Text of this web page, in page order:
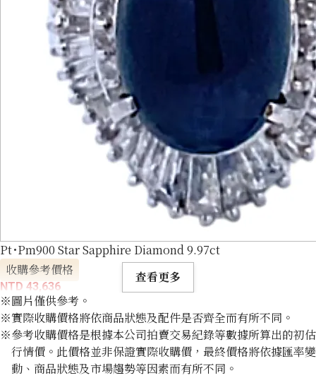
Pt･Pm900 Star Sapphire Diamond 9.97ct
收購參考價格
NTD 43,636
查看更多
※圖片僅供參考。
※實際收購價格將依商品狀態及配件是否齊全而有所不同。
※參考收購價格是根據本公司拍賣交易紀錄等數據所算出的初估
行情價。此價格並非保證實際收購價，最終價格將依據匯率變
動、商品狀態及市場趨勢等因素而有所不同。